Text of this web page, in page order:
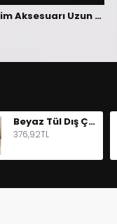
Dış Çekim Aksesuarı Uzun Siyah Tül Gelin Eldiveni
Beyaz Tül Dış Çekim Uzun Gelinlik Eldiveni
376,92TL